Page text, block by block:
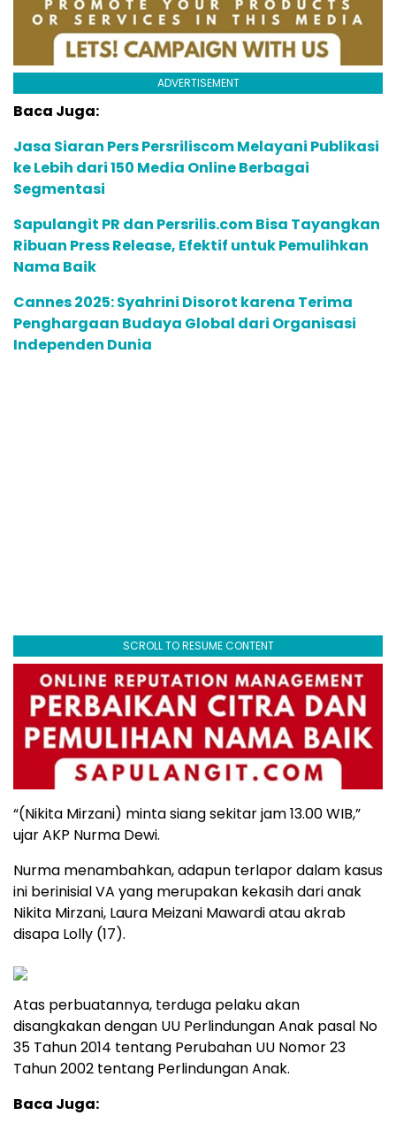
ADVERTISEMENT
Baca Juga:
Jasa Siaran Pers Persriliscom Melayani Publikasi
ke Lebih dari 150 Media Online Berbagai
Segmentasi
Sapulangit PR dan Persrilis.com Bisa Tayangkan
Ribuan Press Release, Efektif untuk Pemulihkan
Nama Baik
Cannes 2025: Syahrini Disorot karena Terima
Penghargaan Budaya Global dari Organisasi
Independen Dunia
SCROLL TO RESUME CONTENT
“(Nikita Mirzani) minta siang sekitar jam 13.00 WIB,”
ujar AKP Nurma Dewi.
Nurma menambahkan, adapun terlapor dalam kasus
ini berinisial VA yang merupakan kekasih dari anak
Nikita Mirzani, Laura Meizani Mawardi atau akrab
disapa Lolly (17).
Atas perbuatannya, terduga pelaku akan
disangkakan dengan UU Perlindungan Anak pasal No
35 Tahun 2014 tentang Perubahan UU Nomor 23
Tahun 2002 tentang Perlindungan Anak.
Baca Juga: